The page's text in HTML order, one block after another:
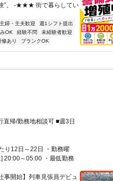
験”。 -★★★ 街で暮らしてい
主婦・主夫歓迎
週1シフト提出
OK 経験不問
未経験者歓迎
修あり ブランクOK
直帰/勤務地相談可 ■週3日
り12日～22日 ・勤務曜
20:00～05:00 ・最低勤務
事開始】列車見張員デビュ